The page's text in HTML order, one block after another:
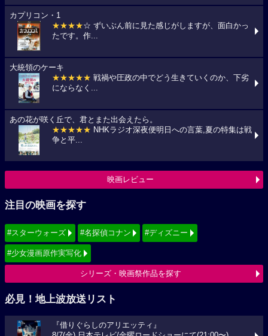
カプリコン・1
★★★★☆ ずいぶん前に見た感じがしますが、面白かっ
たです。作...
大統領のケーキ
★★★★★ 戦禍や圧政の中でどう生きていくのか、下劣
にならなく...
あの花が咲く丘で、君とまた出会えたら。
★★★★★ NHKラジオ深夜便明日への言葉,夏の特集は戦
争と平...
映画レビュー
注目の映画を探す
#スターウォーズ #名探偵コナン #ディズニー
#少女漫画原作実写化
シリーズ・映画祭作品を探す
必見！地上波放送リスト
『借りぐらしのアリエッティ』